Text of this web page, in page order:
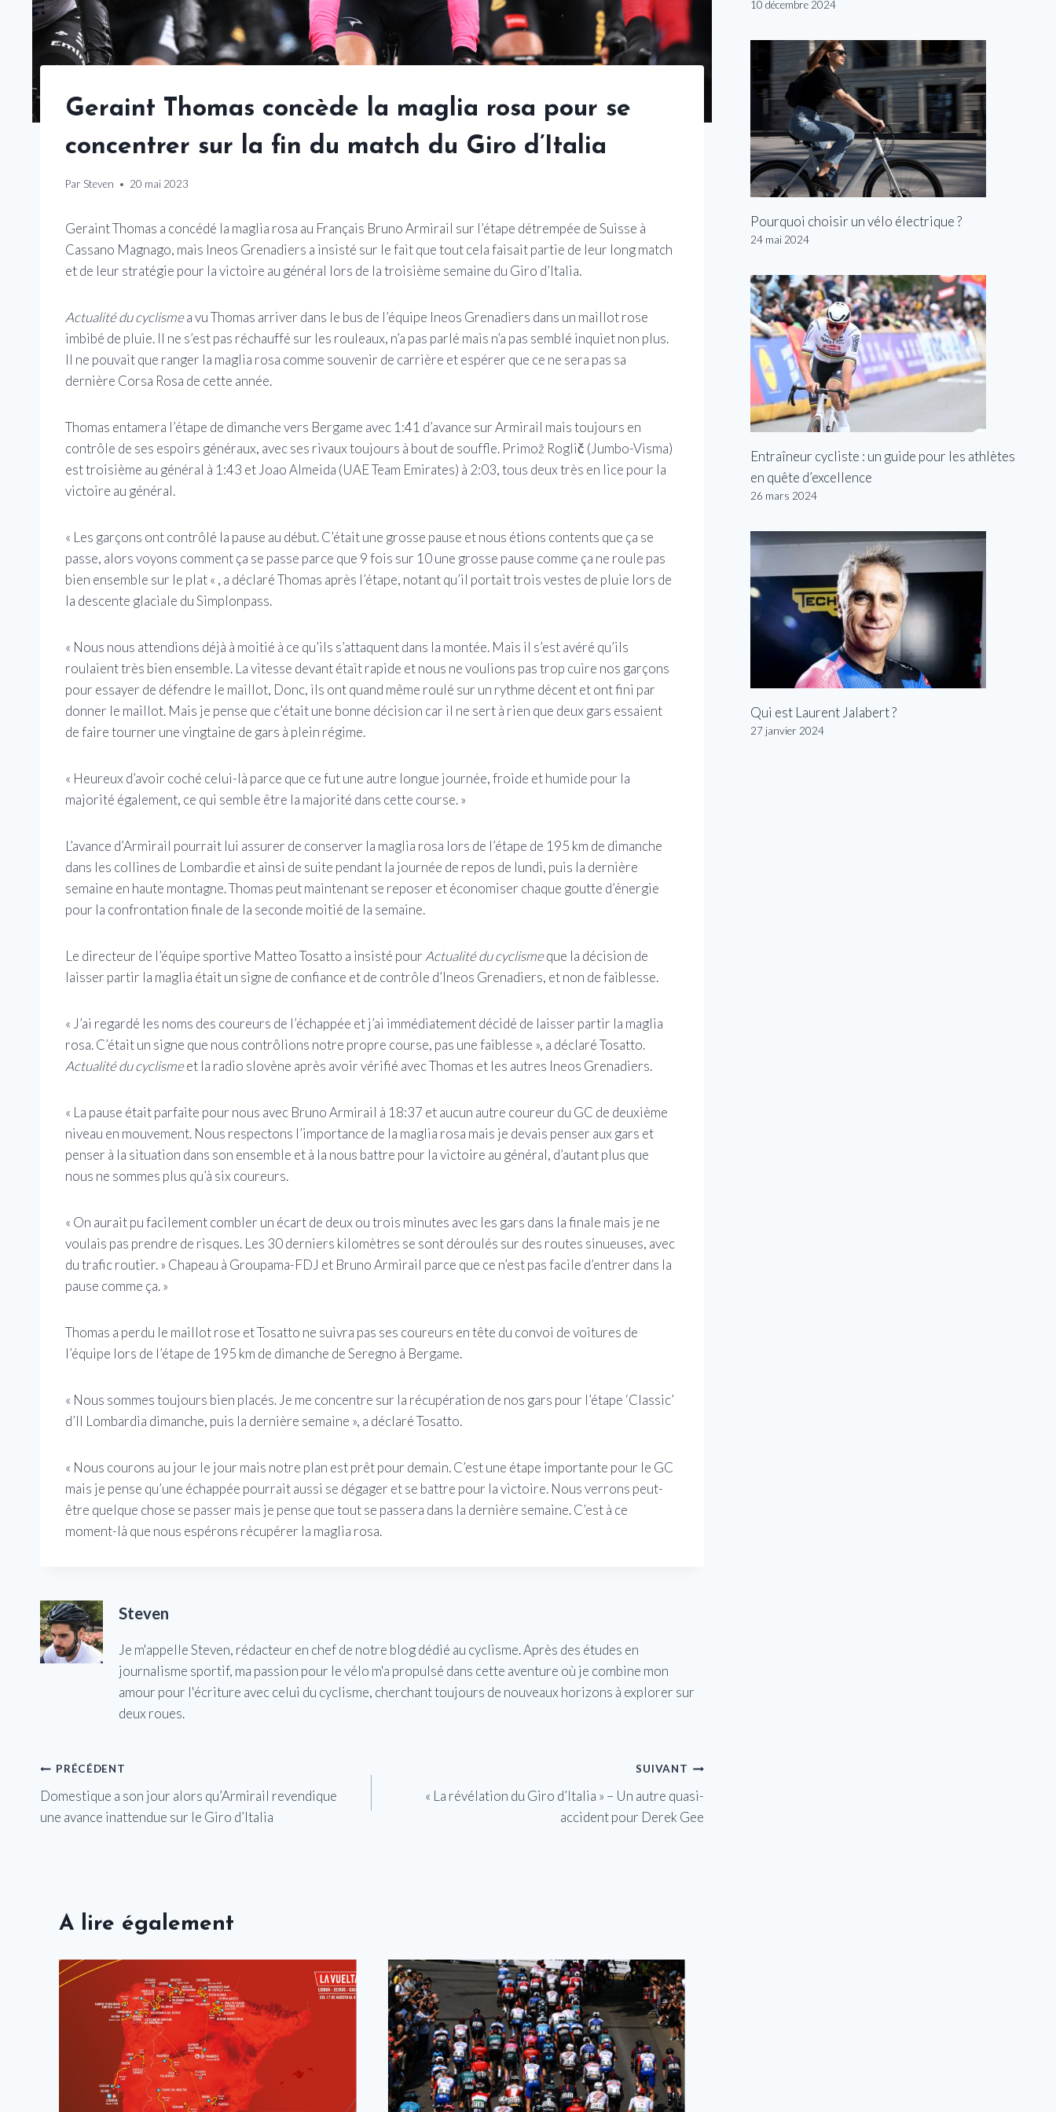
Geraint Thomas concède la maglia rosa pour se
concentrer sur la fin du match du Giro d’Italia
Par Steven 20 mai 2023
Geraint Thomas a concédé la maglia rosa au Français Bruno Armirail sur l’étape détrempée de Suisse à
Cassano Magnago, mais Ineos Grenadiers a insisté sur le fait que tout cela faisait partie de leur long match
et de leur stratégie pour la victoire au général lors de la troisième semaine du Giro d’Italia.
Actualité du cyclismea vu Thomas arriver dans le bus de l’équipe Ineos Grenadiers dans un maillot rose
imbibé de pluie. Il ne s’est pas réchauffé sur les rouleaux, n’a pas parlé mais n’a pas semblé inquiet non plus.
Il ne pouvait que ranger la maglia rosa comme souvenir de carrière et espérer que ce ne sera pas sa
dernière Corsa Rosa de cette année.
Thomas entamera l’étape de dimanche vers Bergame avec 1:41 d’avance sur Armirail mais toujours en
contrôle de ses espoirs généraux, avec ses rivaux toujours à bout de souffle. Primož Roglič (Jumbo-Visma)
est troisième au général à 1:43 et Joao Almeida (UAE Team Emirates) à 2:03, tous deux très en lice pour la
victoire au général.
« Les garçons ont contrôlé la pause au début. C’était une grosse pause et nous étions contents que ça se
passe, alors voyons comment ça se passe parce que 9 fois sur 10 une grosse pause comme ça ne roule pas
bien ensemble sur le plat « , a déclaré Thomas après l’étape, notant qu’il portait trois vestes de pluie lors de
la descente glaciale du Simplonpass.
« Nous nous attendions déjà à moitié à ce qu’ils s’attaquent dans la montée. Mais il s’est avéré qu’ils
roulaient très bien ensemble. La vitesse devant était rapide et nous ne voulions pas trop cuire nos garçons
pour essayer de défendre le maillot, Donc, ils ont quand même roulé sur un rythme décent et ont fini par
donner le maillot. Mais je pense que c’était une bonne décision car il ne sert à rien que deux gars essaient
de faire tourner une vingtaine de gars à plein régime.
« Heureux d’avoir coché celui-là parce que ce fut une autre longue journée, froide et humide pour la
majorité également, ce qui semble être la majorité dans cette course. »
L’avance d’Armirail pourrait lui assurer de conserver la maglia rosa lors de l’étape de 195 km de dimanche
dans les collines de Lombardie et ainsi de suite pendant la journée de repos de lundi, puis la dernière
semaine en haute montagne. Thomas peut maintenant se reposer et économiser chaque goutte d’énergie
pour la confrontation finale de la seconde moitié de la semaine.
Le directeur de l’équipe sportive Matteo Tosatto a insisté pourActualité du cyclismeque la décision de
laisser partir la maglia était un signe de confiance et de contrôle d’Ineos Grenadiers, et non de faiblesse.
« J’ai regardé les noms des coureurs de l’échappée et j’ai immédiatement décidé de laisser partir la maglia
rosa. C’était un signe que nous contrôlions notre propre course, pas une faiblesse », a déclaré Tosatto.
Actualité du cyclismeet la radio slovène après avoir vérifié avec Thomas et les autres Ineos Grenadiers.
« La pause était parfaite pour nous avec Bruno Armirail à 18:37 et aucun autre coureur du GC de deuxième
niveau en mouvement. Nous respectons l’importance de la maglia rosa mais je devais penser aux gars et
penser à la situation dans son ensemble et à la nous battre pour la victoire au général, d’autant plus que
nous ne sommes plus qu’à six coureurs.
« On aurait pu facilement combler un écart de deux ou trois minutes avec les gars dans la finale mais je ne
voulais pas prendre de risques. Les 30 derniers kilomètres se sont déroulés sur des routes sinueuses, avec
du trafic routier. » Chapeau à Groupama-FDJ et Bruno Armirail parce que ce n’est pas facile d’entrer dans la
pause comme ça. »
Thomas a perdu le maillot rose et Tosatto ne suivra pas ses coureurs en tête du convoi de voitures de
l’équipe lors de l’étape de 195 km de dimanche de Seregno à Bergame.
« Nous sommes toujours bien placés. Je me concentre sur la récupération de nos gars pour l’étape ‘Classic’
d’Il Lombardia dimanche, puis la dernière semaine », a déclaré Tosatto.
« Nous courons au jour le jour mais notre plan est prêt pour demain. C’est une étape importante pour le GC
mais je pense qu’une échappée pourrait aussi se dégager et se battre pour la victoire. Nous verrons peut-
être quelque chose se passer mais je pense que tout se passera dans la dernière semaine. C’est à ce
moment-là que nous espérons récupérer la maglia rosa.
Steven
Je m'appelle Steven, rédacteur en chef de notre blog dédié au cyclisme. Après des études en
journalisme sportif, ma passion pour le vélo m'a propulsé dans cette aventure où je combine mon
amour pour l'écriture avec celui du cyclisme, cherchant toujours de nouveaux horizons à explorer sur
deux roues.
Navigation
de
PRÉCÉDENT
Domestique a son jour alors qu’Armirail revendique
une avance inattendue sur le Giro d’Italia
SUIVANT
« La révélation du Giro d’Italia » – Un autre quasi-
accident pour Derek Gee
A lire également
10 décembre 2024
Pourquoi choisir un vélo électrique ?
24 mai 2024
Entraîneur cycliste : un guide pour les athlètes
en quête d’excellence
26 mars 2024
Qui est Laurent Jalabert ?
27 janvier 2024